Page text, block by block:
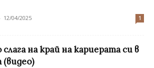
- 12/04/2025 1
на край на кариерата си в
(видео)